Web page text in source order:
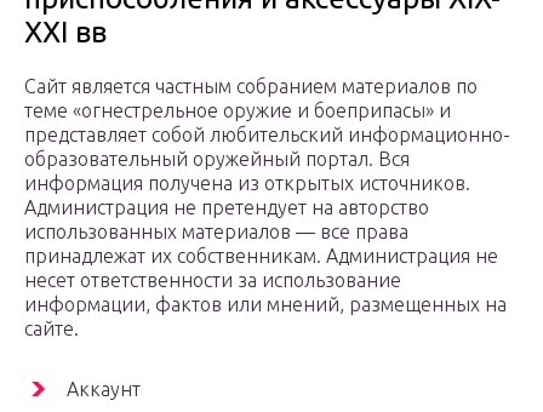
XXI вв
Сайт является частным собранием материалов по
теме «огнестрельное оружие и боеприпасы» и
представляет собой любительский информационно-
образовательный оружейный портал. Вся
информация получена из открытых источников.
Администрация не претендует на авторство
использованных материалов — все права
принадлежат их собственникам. Администрация не
несет ответственности за использование
информации, фактов или мнений, размещенных на
сайте.
Аккаунт